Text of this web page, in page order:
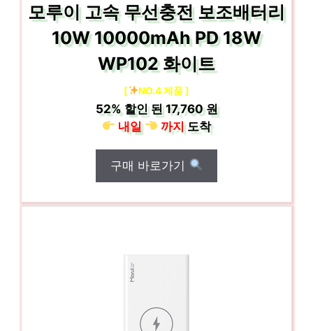
모루이 고속 무선충전 보조배터리
10W 10000mAh PD 18W
WP102 화이트
[ NO.4 제품 ]
52%할인 된17,760 원
내일
까지도착
구매 바로가기